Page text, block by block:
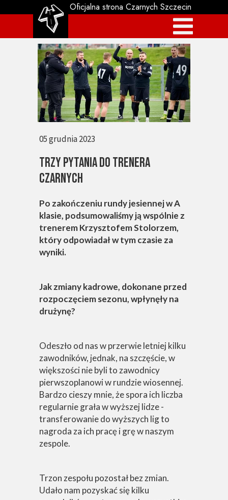
Po zakończeniu rundy jesiennej w A
klasie, podsumowaliśmy ją wspólnie z
trenerem Krzysztofem Stolorzem,
który odpowiadał w tym czasie za
wyniki.
Jak zmiany kadrowe, dokonane przed
rozpoczęciem sezonu, wpłynęły na
drużynę?
Odeszło od nas w przerwie letniej kilku
zawodników, jednak, na szczęście, w
większości nie byli to zawodnicy
pierwszoplanowi w rundzie wiosennej.
Bardzo cieszy mnie, że spora ich liczba
regularnie grała w wyższej lidze -
transferowanie do wyższych lig to
nagroda za ich pracę i grę w naszym
zespole.
Trzon zespołu pozostał bez zmian.
Udało nam pozyskać się kilku
TRZY PYTANIA DO TRENERA
CZARNYCH
05 grudnia 2023
Oficjalna strona Czarnych Szczecin